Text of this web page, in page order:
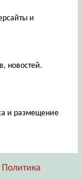
и
новостей.
и размещение
Политика